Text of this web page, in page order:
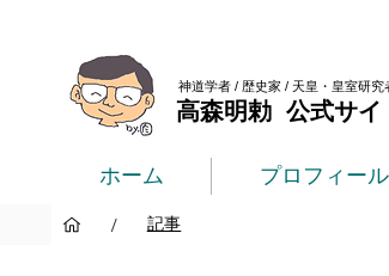
神道学者 / 歴史家 / 天皇・皇室研究
高森明勅 公式サイ
ホーム プロフィール
/ 記事